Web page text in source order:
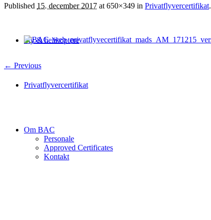
Fly & helikoptere
Privatflyvercertifikat
Om BAC
Personale
Approved Certificates
Kontakt
Published 15. december 2017 at 650×349 in Privatflyvercertifikat.
← Previous